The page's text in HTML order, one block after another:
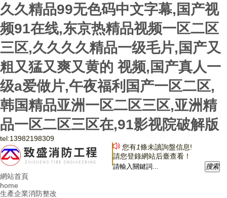
久久精品99无色码中文字幕,国产视
频91在线,东京热精品视频一区二区
三区,久久久久精品一级毛片,国产又
粗又猛又爽又黄的 视频,国产真人一
级a爱做片,午夜福利国产一区二区,
韩国精品亚洲一区二区三区,亚洲精
品一区二区三区在,91影视院破解版
tel:13982198309
您有1條未讀詢盤信息!
請您登錄網站后臺查看！
搜索
網站首頁
home
生產企業消防整改